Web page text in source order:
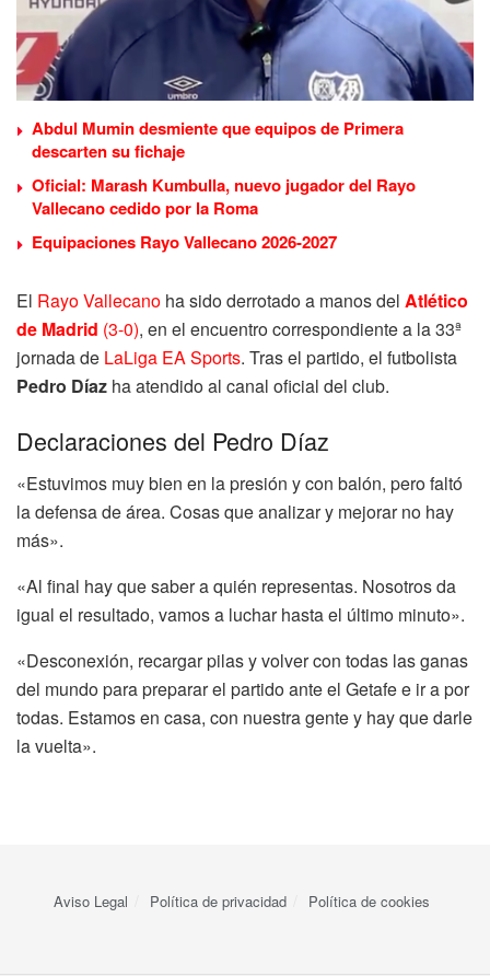
Abdul Mumin desmiente que equipos de Primera
descarten su fichaje
Oficial: Marash Kumbulla, nuevo jugador del Rayo
Vallecano cedido por la Roma
Equipaciones Rayo Vallecano 2026-2027
El Rayo Vallecano ha sido derrotado a manos del Atlético
de Madrid (3-0), en el encuentro correspondiente a la 33ª
jornada de LaLiga EA Sports. Tras el partido, el futbolista
Pedro Díaz ha atendido al canal oficial del club.
Declaraciones del Pedro Díaz
«Estuvimos muy bien en la presión y con balón, pero faltó
la defensa de área. Cosas que analizar y mejorar no hay
más».
«Al final hay que saber a quién representas. Nosotros da
igual el resultado, vamos a luchar hasta el último minuto».
«Desconexión, recargar pilas y volver con todas las ganas
del mundo para preparar el partido ante el Getafe e ir a por
todas. Estamos en casa, con nuestra gente y hay que darle
la vuelta».
Aviso Legal Política de privacidad Política de cookies